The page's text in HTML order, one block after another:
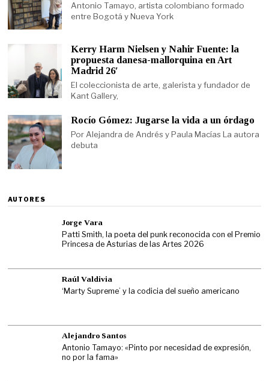
Antonio Tamayo, artista colombiano formado
entre Bogotá y Nueva York
Kerry Harm Nielsen y Nahir Fuente: la
propuesta danesa-mallorquina en Art
Madrid 26′
El coleccionista de arte, galerista y fundador de
Kant Gallery,
Rocío Gómez: Jugarse la vida a un órdago
Por Alejandra de Andrés y Paula Macías La autora
debuta
AUTORES
Jorge Vara
Patti Smith, la poeta del punk reconocida con el Premio
Princesa de Asturias de las Artes 2026
Raúl Valdivia
‘Marty Supreme’ y la codicia del sueño americano
Alejandro Santos
Antonio Tamayo: «Pinto por necesidad de expresión,
no por la fama»